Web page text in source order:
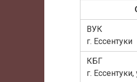
ВУК
г. Ессентуки
КБГ
г.